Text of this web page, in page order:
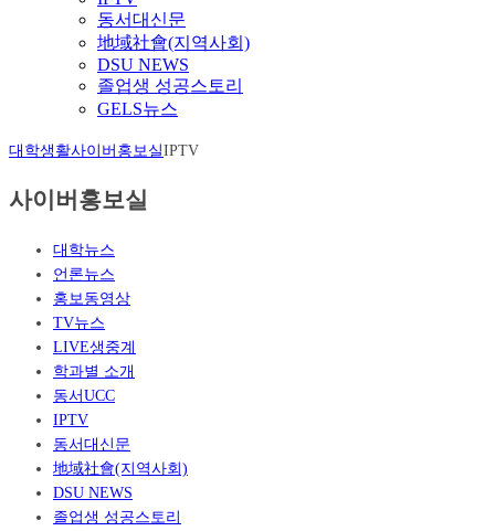
동서대신문
地域社會(지역사회)
DSU NEWS
졸업생 성공스토리
GELS뉴스
대학생활사이버홍보실IPTV
사이버홍보실
대학뉴스
언론뉴스
홍보동영상
TV뉴스
LIVE생중계
학과별 소개
동서UCC
IPTV
동서대신문
地域社會(지역사회)
DSU NEWS
졸업생 성공스토리